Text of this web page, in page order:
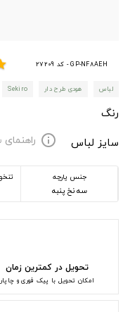
GP-NF8AEH - کد 27209
لباس هودی طرح دار Sekiro
رنگ
سایز لباس
info
جنس پارچه
سه نخ پنبه
تحویل در کمترین زمان
امکان تحویل با پیک فوری و چاپار